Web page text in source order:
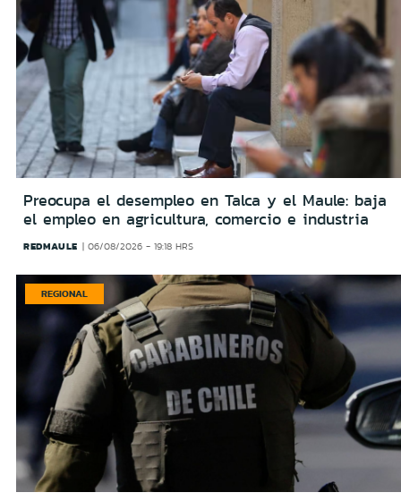
Preocupa el desempleo en Talca y el Maule: baja
el empleo en agricultura, comercio e industria
REDMAULE 06/08/2026 - 19:18 HRS
REGIONAL